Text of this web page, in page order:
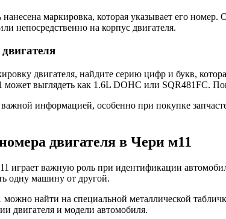
маркировка, которая указывает его
непосредственно на корпус двигателя.
двигателя, найдите серию цифр и букв,
выглядеть как 1.6L DOHC или SQR481FC.
важной информацией, особенно при покупке
двигателя в Чери м11
играет важную роль при идентификации
одну машину от другой.
найти на специальной металлической
двигателя и модели автомобиля.